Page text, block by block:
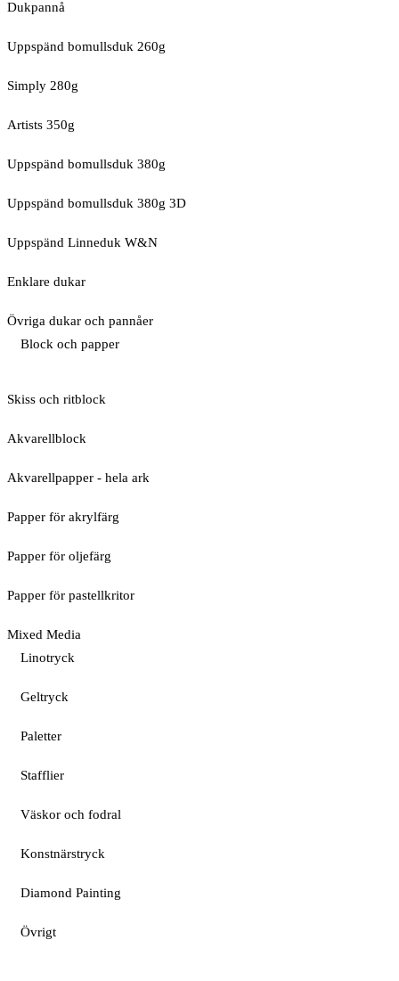
Dukpannå
Uppspänd bomullsduk 260g
Simply 280g
Artists 350g
Uppspänd bomullsduk 380g
Uppspänd bomullsduk 380g 3D
Uppspänd Linneduk W&N
Enklare dukar
Övriga dukar och pannåer
Block och papper
Skiss och ritblock
Akvarellblock
Akvarellpapper - hela ark
Papper för akrylfärg
Papper för oljefärg
Papper för pastellkritor
Mixed Media
Linotryck
Geltryck
Paletter
Stafflier
Väskor och fodral
Konstnärstryck
Diamond Painting
Övrigt